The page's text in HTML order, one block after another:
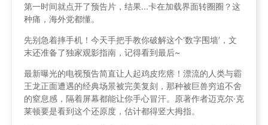
第一时间就点开了预告片，结果...卡在加载界面转圈圈？这
种痛，海外党都懂。
先别急着摔手机！今天手把手教你破解这个‘数字围墙’，文
末还准备了独家观影指南，记得看到最后~
最新曝光的电视预告简直让人起鸡皮疙瘩！漂流的人类与霸
王龙正面遭遇的经典场景被完美复刻，那种被巨兽穷追不舍
的窒息感，隔着屏幕都能让你手心冒汗。原著作者迈克尔·克
莱顿要是看到这个还原度，估计都得竖大拇指。